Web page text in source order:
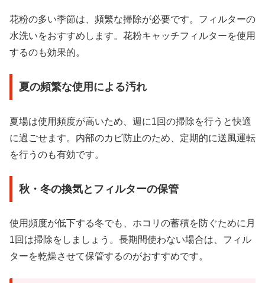
花粉の多い季節は、頻繁な掃除が必要です。フィルターの
水洗いをおすすめします。花粉キャッチフィルターを使用
するのも効果的。
夏の頻繁な使用による汚れ
夏場は使用頻度が高いため、週に1回の掃除を行うと快適
に過ごせます。内部のカビ防止のため、定期的に送風運転
を行うのも有効です。
秋・冬の換気とフィルターの保管
使用頻度が低下する冬でも、ホコリの蓄積を防ぐために月
1回は掃除をしましょう。長期間使わない場合は、フィル
ターを乾燥させて保管するのがおすすめです。